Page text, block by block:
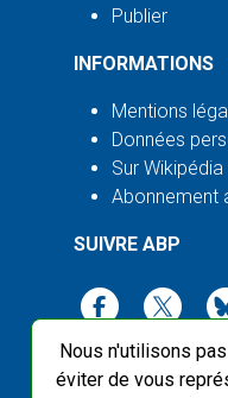
Nous n'utilisons
éviter de vous
Publier
INFORMATIONS
Mentions
Données
Sur Wikipédia
Abonnement
SUIVRE ABP